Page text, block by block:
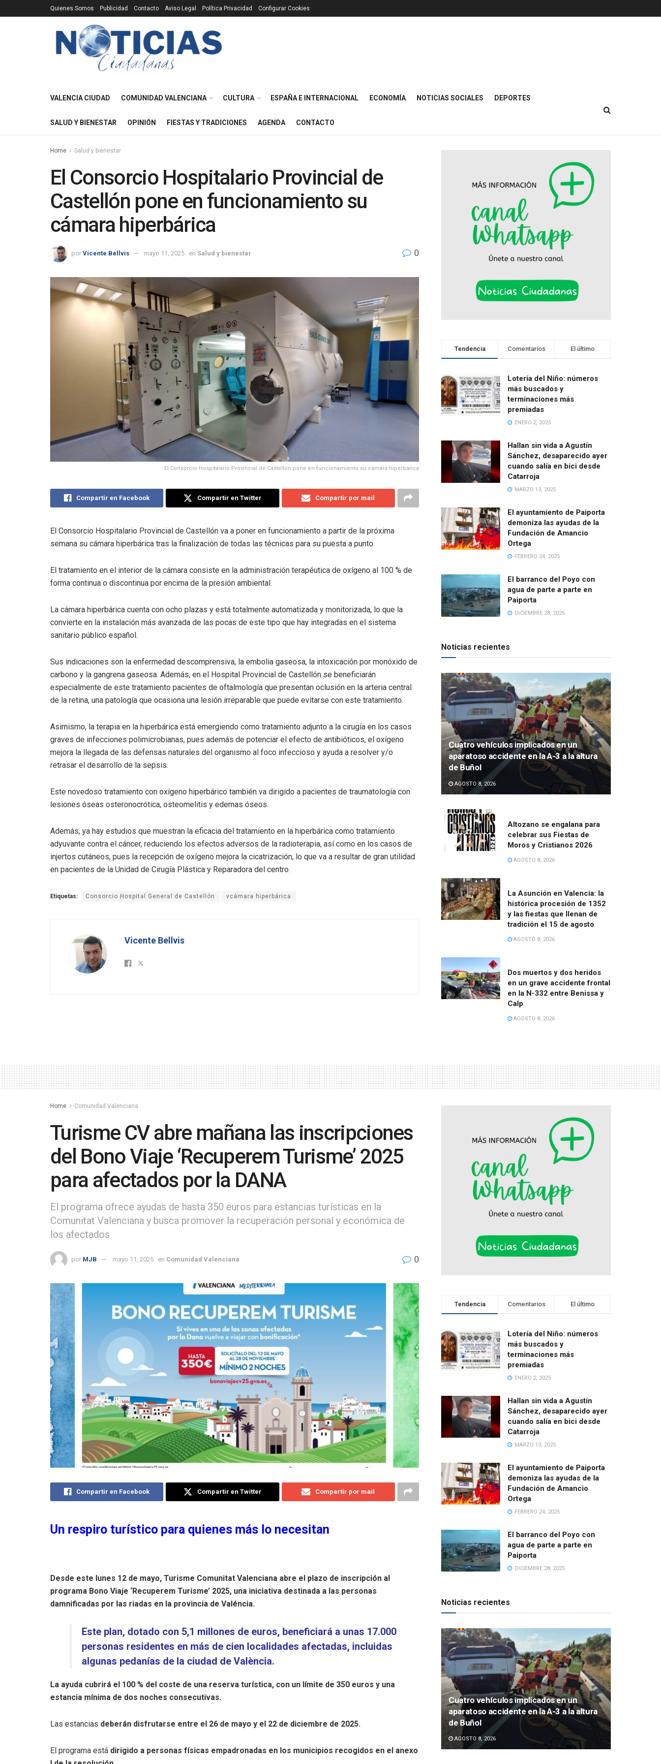
Quienes Somos Publicidad Contacto Aviso Legal Política Privacidad Configurar Cookies
VALENCIA CIUDAD COMUNIDAD VALENCIANA CULTURA ESPAÑA E INTERNACIONAL ECONOMÍA NOTICIAS SOCIALES DEPORTES
SALUD Y BIENESTAR OPINIÓN FIESTAS Y TRADICIONES AGENDA CONTACTO
Home Salud y bienestar
El Consorcio Hospitalario Provincial de
Castellón pone en funcionamiento su
cámara hiperbárica
por Vicente Bellvis mayo 11, 2025 en Salud y bienestar 0
El Consorcio Hospitalario Provincial de Castellón pone en funcionamiento su cámara hiperbárica
Compartir en Facebook Compartir en Twitter Compartir por mail
El Consorcio Hospitalario Provincial de Castellón va a poner en funcionamiento a partir de la próxima
semana su cámara hiperbárica tras la finalización de todas las técnicas para su puesta a punto.
El tratamiento en el interior de la cámara consiste en la administración terapéutica de oxígeno al 100 % de
forma continua o discontinua por encima de la presión ambiental.
La cámara hiperbárica cuenta con ocho plazas y está totalmente automatizada y monitorizada, lo que la
convierte en la instalación más avanzada de las pocas de este tipo que hay integradas en el sistema
sanitario público español.
Sus indicaciones son la enfermedad descomprensiva, la embolia gaseosa, la intoxicación por monóxido de
carbono y la gangrena gaseosa. Además, en el Hospital Provincial de Castellón se beneficiarán
especialmente de este tratamiento pacientes de oftalmología que presentan oclusión en la arteria central
de la retina, una patología que ocasiona una lesión irreparable que puede evitarse con este tratamiento.
Asimismo, la terapia en la hiperbárica está emergiendo como tratamiento adjunto a la cirugía en los casos
graves de infecciones polimicrobianas, pues además de potenciar el efecto de antibióticos, el oxígeno
mejora la llegada de las defensas naturales del organismo al foco infeccioso y ayuda a resolver y/o
retrasar el desarrollo de la sepsis.
Este novedoso tratamiento con oxígeno hiperbárico también va dirigido a pacientes de traumatología con
lesiones óseas osteronocrótica, osteomelitis y edemas óseos.
Además, ya hay estudios que muestran la eficacia del tratamiento en la hiperbárica como tratamiento
adyuvante contra el cáncer, reduciendo los efectos adversos de la radioterapia, así como en los casos de
injertos cutáneos, pues la recepción de oxígeno mejora la cicatrización, lo que va a resultar de gran utilidad
en pacientes de la Unidad de Cirugía Plástica y Reparadora del centro.
Etiquetas: Consorcio Hospital General de Castellón vcámara hiperbárica
Vicente Bellvis
Tendencia Comentarios El último
Lotería del Niño: números
más buscados y
terminaciones más
premiadas
ENERO 2, 2025
Hallan sin vida a Agustín
Sánchez, desaparecido ayer
cuando salía en bici desde
Catarroja
MARZO 13, 2025
El ayuntamiento de Paiporta
demoniza las ayudas de la
Fundación de Amancio
Ortega
FEBRERO 24, 2025
El barranco del Poyo con
agua de parte a parte en
Paiporta
DICIEMBRE 28, 2025
Noticias recientes
Cuatro vehículos implicados en un
aparatoso accidente en la A-3 a la altura
de Buñol
AGOSTO 8, 2026
Altozano se engalana para
celebrar sus Fiestas de
Moros y Cristianos 2026
AGOSTO 8, 2026
La Asunción en Valencia: la
histórica procesión de 1352
y las fiestas que llenan de
tradición el 15 de agosto
AGOSTO 8, 2026
Dos muertos y dos heridos
en un grave accidente frontal
en la N-332 entre Benissa y
Calp
AGOSTO 8, 2026
Home Comunidad Valenciana
Turisme CV abre mañana las inscripciones
del Bono Viaje ‘Recuperem Turisme’ 2025
para afectados por la DANA
El programa ofrece ayudas de hasta 350 euros para estancias turísticas en la
Comunitat Valenciana y busca promover la recuperación personal y económica de
los afectados
por MJB mayo 11, 2025 en Comunidad Valenciana 0
Compartir en Facebook Compartir en Twitter Compartir por mail
Un respiro turístico para quienes más lo necesitan
Desde este lunes 12 de mayo, Turisme Comunitat Valenciana abre el plazo de inscripción al
programa Bono Viaje ‘Recuperem Turisme’ 2025, una iniciativa destinada a las personas
damnificadas por las riadas en la provincia de Valéncia.
Este plan, dotado con 5,1 millones de euros, beneficiará a unas 17.000
personas residentes en más de cien localidades afectadas, incluidas
algunas pedanías de la ciudad de València.
La ayuda cubrirá el 100 % del coste de una reserva turística, con un límite de 350 euros y una
estancia mínima de dos noches consecutivas.
Las estancias deberán disfrutarse entre el 26 de mayo y el 22 de diciembre de 2025.
El programa está dirigido a personas físicas empadronadas en los municipios recogidos en el anexo
Tendencia Comentarios El último
Lotería del Niño: números
más buscados y
terminaciones más
premiadas
ENERO 2, 2025
Hallan sin vida a Agustín
Sánchez, desaparecido ayer
cuando salía en bici desde
Catarroja
MARZO 13, 2025
El ayuntamiento de Paiporta
demoniza las ayudas de la
Fundación de Amancio
Ortega
FEBRERO 24, 2025
El barranco del Poyo con
agua de parte a parte en
Paiporta
DICIEMBRE 28, 2025
Noticias recientes
Cuatro vehículos implicados en un
aparatoso accidente en la A-3 a la altura
de Buñol
AGOSTO 8, 2026